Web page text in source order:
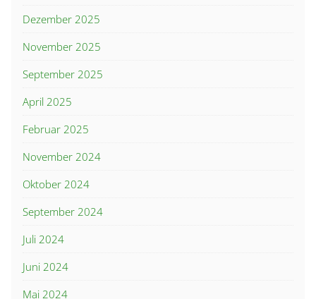
Dezember 2025
November 2025
September 2025
April 2025
Februar 2025
November 2024
Oktober 2024
September 2024
Juli 2024
Juni 2024
Mai 2024